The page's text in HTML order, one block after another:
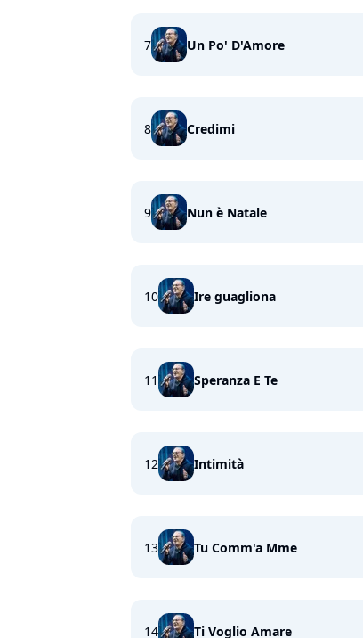
7 Un Po' D'Amore
8 Credimi
9 Nun è Natale
10 Ire guagliona
11 Speranza E Te
12 Intimità
13 Tu Comm'a Mme
14 Ti Voglio Amare